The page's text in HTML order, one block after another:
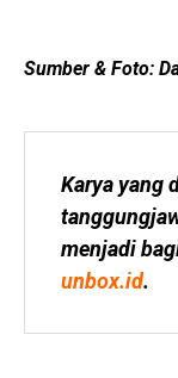
Sumber & Foto:
Karya yang
unbox.id.